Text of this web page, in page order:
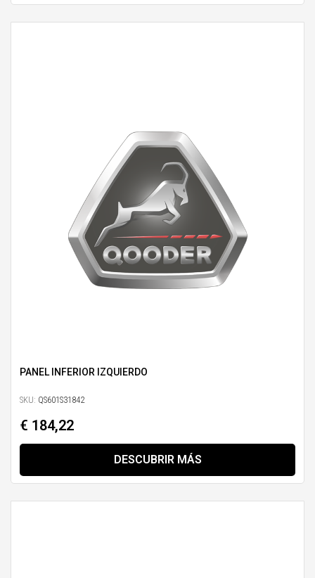
PANEL INFERIOR IZQUIERDO
SKU: QS601S31842
€ 184,22
DESCUBRIR MÁS